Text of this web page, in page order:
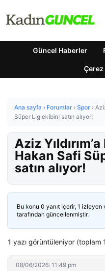
Güncel Haberler
Çerez
Ana sayfa › Forumlar › Spor ›
Süper Lig ekibini satın alıyor!
Aziz
Hakan Safi
satın alıyor!
Bu konu 0 yanıt içerir, 1 izleyen
tarafından güncellenmiştir.
1 yazı görüntüleniyor (toplam
08/06/2026: 11:49 pm